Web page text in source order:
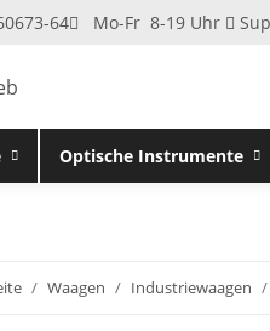
64 Mo-Fr 8-19 Uhr
Optische Instrumente
Waagen Industriewaagen